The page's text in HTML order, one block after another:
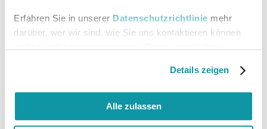
Erfahren Sie in unserer Datenschutzrichtlinie mehr
darüber, wer wir sind, wie Sie uns kontaktieren können
Details zeigen
Alle zulassen